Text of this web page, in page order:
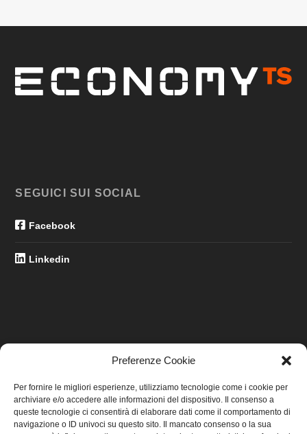
Preferenze Cookie
Per fornire le migliori esperienze, utilizziamo tecnologie come i cookie per
archiviare e/o accedere alle informazioni del dispositivo. Il consenso a
queste tecnologie ci consentirà di elaborare dati come il comportamento di
navigazione o ID univoci su questo sito. Il mancato consenso o la sua
SEGUICI SUI SOCIAL
Facebook
Linkedin
Home